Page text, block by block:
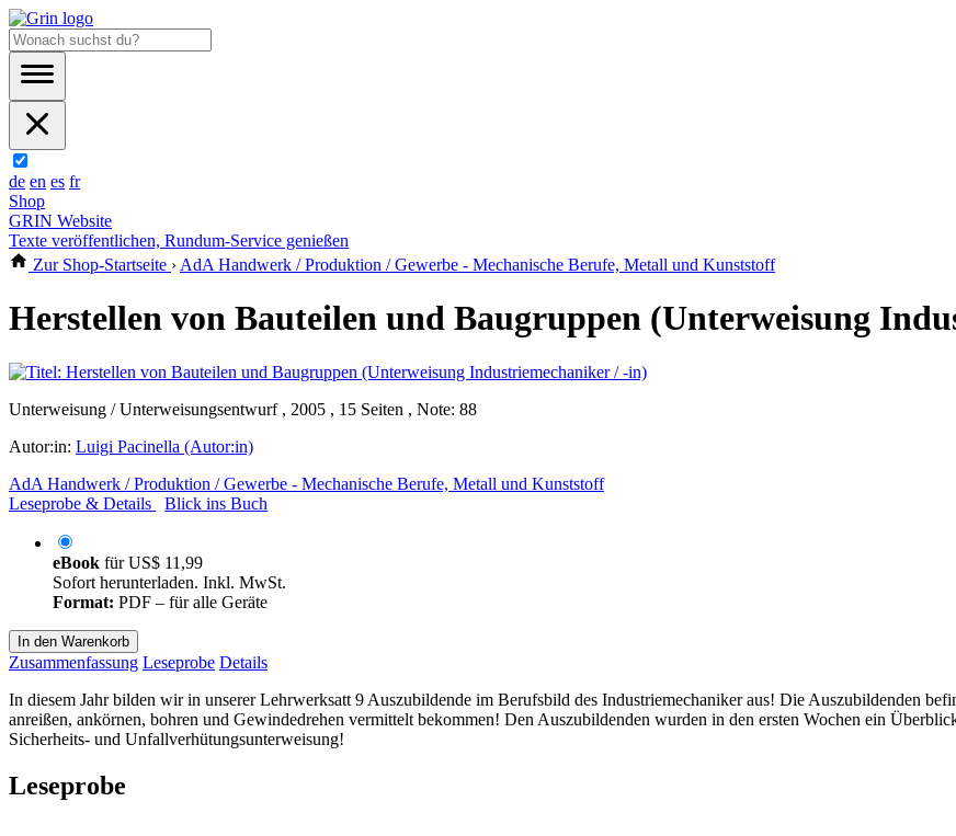
de en es fr
Shop
GRIN Website
Texte veröffentlichen, Rundum-Service genießen
Zur Shop-Startseite › AdA Handwerk / Produktion / Gewerbe - Mechanische Berufe, Metall und Kunststoff
Herstellen von Bauteilen und Baugruppen (Unterweisung
Unterweisung / Unterweisungsentwurf , 2005 , 15 Seiten , Note: 88
Autor:in: Luigi Pacinella (Autor:in)
AdA Handwerk / Produktion / Gewerbe - Mechanische Berufe, Metall und Kunststoff
Leseprobe & Details
Blick ins Buch
eBook fürUS$ 11,99
Sofort herunterladen. Inkl. MwSt.
Format: PDF – für alle Geräte
In den Warenkorb
Zusammenfassung Leseprobe Details
In diesem Jahr bilden wir in unserer Lehrwerksatt 9 Auszubildende im Berufsbild des Industriemechaniker aus! Die Auszubildenden
anreißen, ankörnen, bohren und Gewindedrehen vermittelt bekommen! Den Auszubildenden wurden in den ersten Wochen ein
Sicherheits- und Unfallverhütungsunterweisung!
Leseprobe